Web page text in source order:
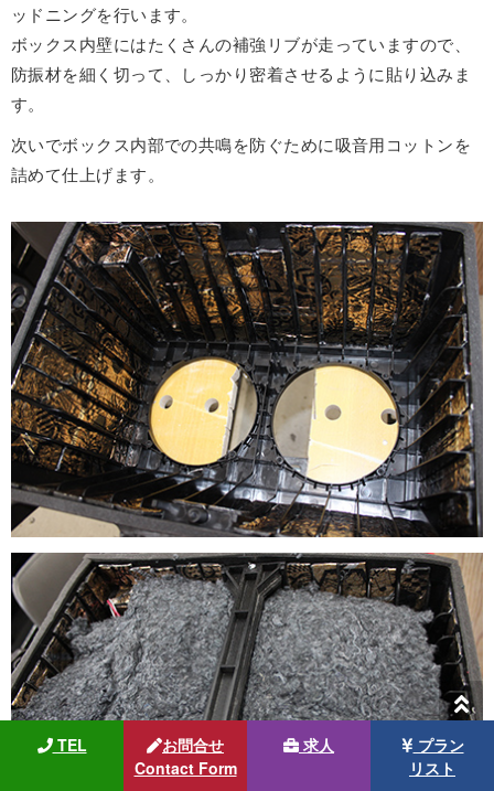
ッドニングを行います。
ボックス内壁にはたくさんの補強リブが走っていますので、
防振材を細く切って、しっかり密着させるように貼り込みま
す。
次いでボックス内部での共鳴を防ぐために吸音用コットンを
詰めて仕上げます。
TEL
お問合せ
Contact Form
求人
プラン
リスト